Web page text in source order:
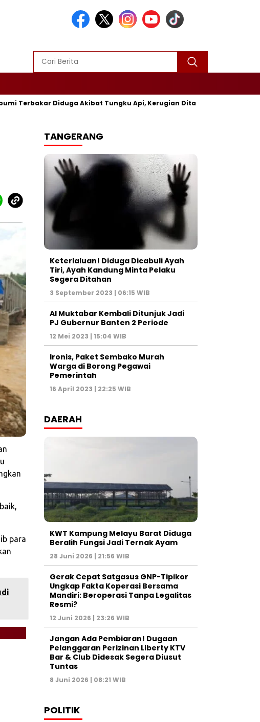
Diduga Akibat Tungku Api, Kerugian Ditaksir Rp25 Juta
para
TANGERANG
Keterlaluan! Diduga Dicabuli Ayah
Tiri, Ayah Kandung Minta Pelaku
Segera Ditahan
3 September 2023 | 06:15 WIB
Al Muktabar Kembali Ditunjuk Jadi
PJ Gubernur Banten 2 Periode
12 Mei 2023 | 15:04 WIB
Ironis, Paket Sembako Murah
Warga di Borong Pegawai
Pemerintah
16 April 2023 | 22:25 WIB
DAERAH
KWT Kampung Melayu Barat Diduga
Beralih Fungsi Jadi Ternak Ayam
28 Juni 2026 | 21:56 WIB
Gerak Cepat Satgasus GNP-Tipikor
Ungkap Fakta Koperasi Bersama
Mandiri: Beroperasi Tanpa Legalitas
Resmi?
12 Juni 2026 | 23:26 WIB
Jangan Ada Pembiaran! Dugaan
Pelanggaran Perizinan Liberty KTV
Bar & Club Didesak Segera Diusut
Tuntas
8 Juni 2026 | 08:21 WIB
POLITIK